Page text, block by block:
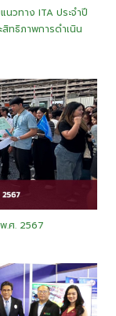
วทาง ITA ประจำปี
ทธิภาพการดำเนิน
.ศ. 2567